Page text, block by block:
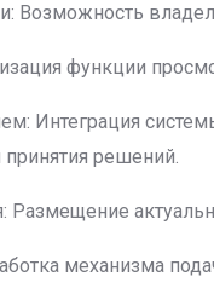
Возможность
функции
Интеграция
решений.
Размещение
механизма